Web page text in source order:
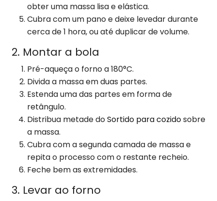
obter uma massa lisa e elástica.
Cubra com um pano e deixe levedar durante
cerca de 1 hora, ou até duplicar de volume.
2. Montar a bola
Pré-aqueça o forno a 180°C.
Divida a massa em duas partes.
Estenda uma das partes em forma de
retângulo.
Distribua metade doSortido para cozidosobre
a massa.
Cubra com a segunda camada de massa e
repita o processo com o restante recheio.
Feche bem as extremidades.
3. Levar ao forno